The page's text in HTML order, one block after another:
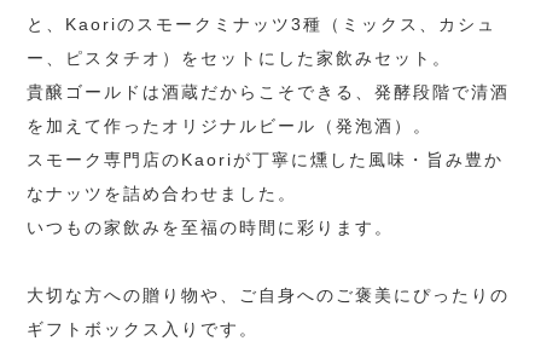
と、Kaoriのスモークミナッツ3種（ミックス、カシュ
ー、ピスタチオ）をセットにした家飲みセット。
貴醸ゴールドは酒蔵だからこそできる、発酵段階で清酒
を加えて作ったオリジナルビール（発泡酒）。
スモーク専門店のKaoriが丁寧に燻した風味・旨み豊か
なナッツを詰め合わせました。
いつもの家飲みを至福の時間に彩ります。
大切な方への贈り物や、ご自身へのご褒美にぴったりの
ギフトボックス入りです。